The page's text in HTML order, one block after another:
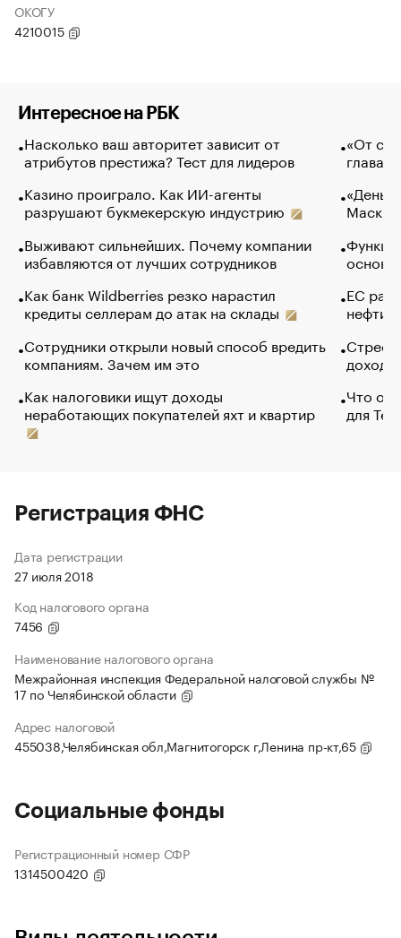
ОКОГУ
4210015
Интересное на РБК
Насколько ваш авторитет зависит от
атрибутов престижа? Тест для лидеров
Казино проиграло. Как ИИ-агенты
разрушают букмекерскую индустрию
Выживают сильнейших. Почему компании
избавляются от лучших сотрудников
Как банк Wildberries резко нарастил
кредиты селлерам до атак на склады
Сотрудники открыли новый способ вредить
компаниям. Зачем им это
Как налоговики ищут доходы
неработающих покупателей яхт и квартир
«От
глава
Маск в
основ
ЕС
нефти
Что
для
Регистрация ФНС
Дата регистрации
27 июля 2018
Код налогового органа
7456
Наименование налогового органа
Межрайонная инспекция Федеральной налоговой службы №
17 по Челябинской области
Адрес налоговой
455038,Челябинская обл,Магнитогорск г,Ленина пр-кт,65
Социальные фонды
Регистрационный номер СФР
1314500420